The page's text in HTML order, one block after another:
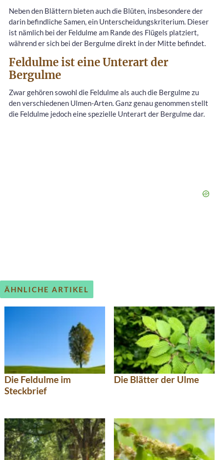
Neben den Blättern bieten auch die Blüten, insbesondere der
darin befindliche Samen, ein Unterscheidungskriterium. Dieser
ist nämlich bei der Feldulme am Rande des Flügels platziert,
während er sich bei der Bergulme direkt in der Mitte befindet.
Feldulme ist eine Unterart der
Bergulme
Zwar gehören sowohl die Feldulme als auch die Bergulme zu
den verschiedenen Ulmen-Arten. Ganz genau genommen stellt
die Feldulme jedoch eine spezielle Unterart der Bergulme dar.
ÄHNLICHE ARTIKEL
Die Feldulme im
Steckbrief
Die Blätter der Ulme